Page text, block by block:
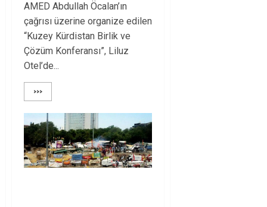
AMED Abdullah Öcalan’ın
çağrısı üzerine organize edilen
“Kuzey Kürdistan Birlik ve
Çözüm Konferansı”, Liluz
Otel’de...
>>>